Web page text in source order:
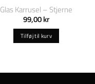
Glas Karrusel – Stjerne
99,00kr
Tilføj til kurv